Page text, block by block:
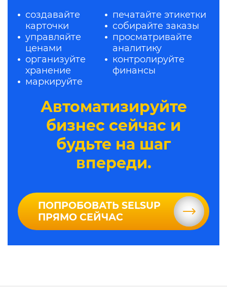
создавайте
карточки
управляйте
ценами
организуйте
хранение
маркируйте
печатайте этикетки
собирайте заказы
просматривайте
аналитику
контролируйте
финансы
Автоматизируйте
бизнес сейчас и
будьте на шаг
впереди.
ПОПРОБОВАТЬ SELSUP
ПРЯМО СЕЙЧАС